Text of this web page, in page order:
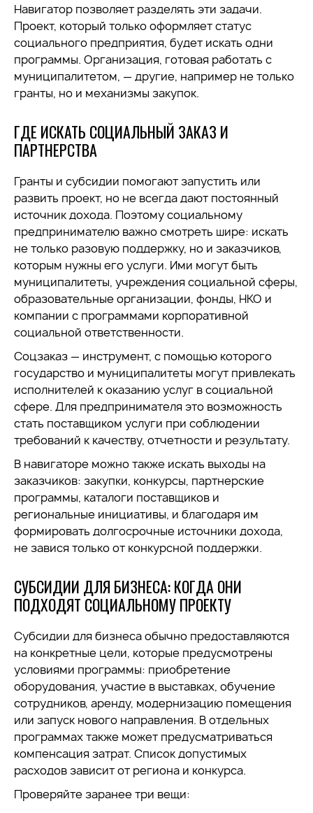
Навигатор позволяет разделять эти задачи.
Проект, который только оформляет статус
социального предприятия, будет искать одни
программы. Организация, готовая работать с
муниципалитетом, — другие, например не только
гранты, но и механизмы закупок.
ГДЕ ИСКАТЬ СОЦИАЛЬНЫЙ ЗАКАЗ И
ПАРТНЕРСТВА
Гранты и субсидии помогают запустить или
развить проект, но не всегда дают постоянный
источник дохода. Поэтому социальному
предпринимателю важно смотреть шире: искать
не только разовую поддержку, но и заказчиков,
которым нужны его услуги. Ими могут быть
муниципалитеты, учреждения социальной сферы,
образовательные организации, фонды, НКО и
компании с программами корпоративной
социальной ответственности.
Соцзаказ — инструмент, с помощью которого
государство и муниципалитеты могут привлекать
исполнителей к оказанию услуг в социальной
сфере. Для предпринимателя это возможность
стать поставщиком услуги при соблюдении
требований к качеству, отчетности и результату.
В навигаторе можно также искать выходы на
заказчиков: закупки, конкурсы, партнерские
программы, каталоги поставщиков и
региональные инициативы, и благодаря им
формировать долгосрочные источники дохода,
не завися только от конкурсной поддержки.
СУБСИДИИ ДЛЯ БИЗНЕСА: КОГДА ОНИ
ПОДХОДЯТ СОЦИАЛЬНОМУ ПРОЕКТУ
Субсидии для бизнеса обычно предоставляются
на конкретные цели, которые предусмотрены
условиями программы: приобретение
оборудования, участие в выставках, обучение
сотрудников, аренду, модернизацию помещения
или запуск нового направления. В отдельных
программах также может предусматриваться
компенсация затрат. Список допустимых
расходов зависит от региона и конкурса.
Проверяйте заранее три вещи: